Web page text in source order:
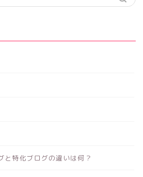
と特化ブログの違いは何？